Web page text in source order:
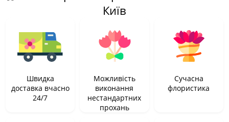
Київ
Швидка
доставка вчасно
24/7
Можливість
виконання
нестандартних
прохань
Сучасна
флористика